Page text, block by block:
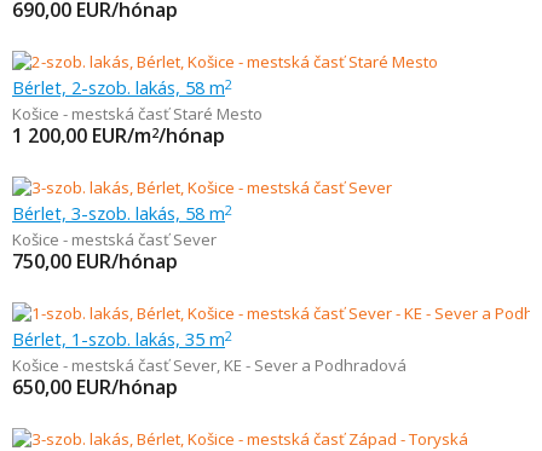
690,00 EUR/hónap
Bérlet, 2-szob. lakás, 58 m2
Košice - mestská časť Staré Mesto
1 200,00 EUR/m2/hónap
Bérlet, 3-szob. lakás, 58 m2
Košice - mestská časť Sever
750,00 EUR/hónap
Bérlet, 1-szob. lakás, 35 m2
Košice - mestská časť Sever, KE - Sever a Podhradová
650,00 EUR/hónap